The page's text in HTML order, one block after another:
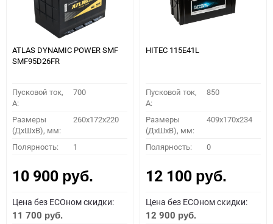
ATLAS DYNAMIC POWER SMF
SMF95D26FR
Пусковой ток,
A:
700
Размеры
(ДхШхВ), мм:
260x172x220
Полярность: 1
10 900 руб.
Цена без ECOном скидки:
11 700 руб.
HITEC 115E41L
Пусковой ток,
A:
850
Размеры
(ДхШхВ), мм:
409x170x234
Полярность: 0
12 100 руб.
Цена без ECOном скидки:
12 900 руб.